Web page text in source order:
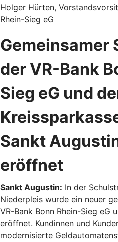
Holger Hürten,
Rhein-Sieg eG
Gemeinsamer
der VR-Bank
Sieg eG und
Sankt
eröffnet
Sankt Augustin: In der
Niederpleis wurde ein neuer
VR-Bank Bonn Rhein-Sieg eG
eröffnet. Kundinnen und
modernisierte